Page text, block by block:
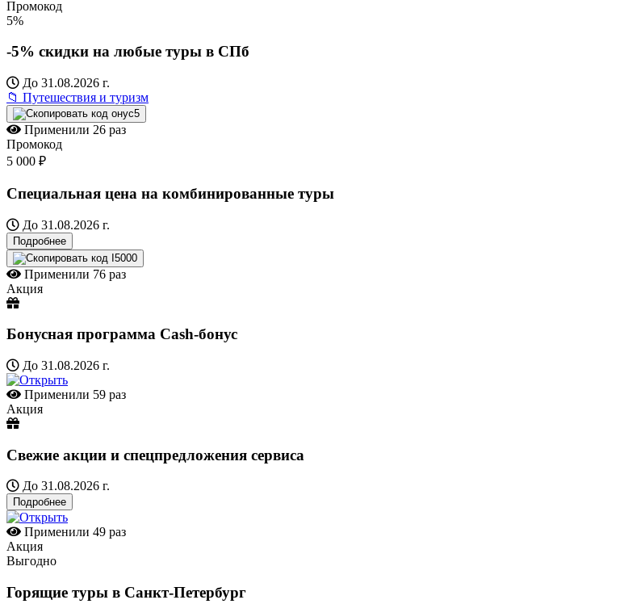
Промокод
5%
-5% скидки на любые туры в СПб
До 31.08.2026 г.
📁 Путешествия и туризм
онус5
Применили 26 раз
Промокод
5 000 ₽
Специальная цена на комбинированные туры
До 31.08.2026 г.
Подробнее
I5000
Применили 76 раз
Акция
Бонусная программа Cash-бонус
До 31.08.2026 г.
Применили 59 раз
Акция
Свежие акции и спецпредложения сервиса
До 31.08.2026 г.
Подробнее
Применили 49 раз
Акция
Выгодно
Горящие туры в Санкт-Петербург